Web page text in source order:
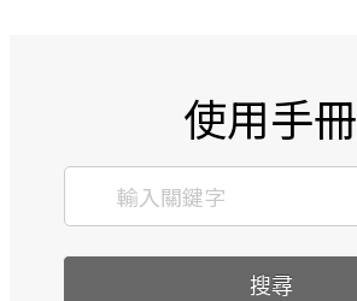
使用手冊
搜尋